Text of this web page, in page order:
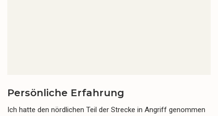
Persönliche Erfahrung
Ich hatte den nördlichen Teil der Strecke in Angriff genommen